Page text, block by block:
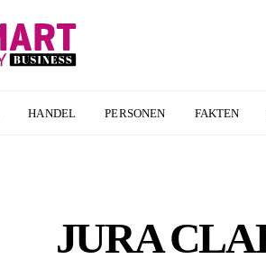
HANDEL PERSONEN FAKTEN
JURA